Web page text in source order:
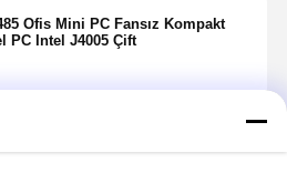
Ofis Mini PC Fansız Kompakt
PC Intel J4005 Çift